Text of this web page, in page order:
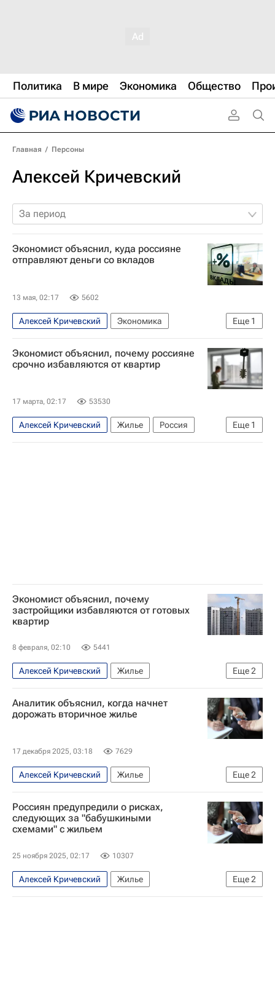
Политика В мире Экономика Общество
Главная / Персоны
Алексей Кричевский
За период
Экономист объяснил, куда россияне
отправляют деньги со вкладов
13 мая, 02:17 5602
Еще 1
Алексей Кричевский
Экономика
Федеральная служба государственной статистики (Росстат)
Экономист объяснил, почему россияне
срочно избавляются от квартир
17 марта, 02:17 53530
Еще 1
Алексей Кричевский Жилье
Россия
Общество
Экономист объяснил, почему
застройщики избавляются от готовых
квартир
8 февраля, 02:10 5441
Еще2
Алексей Кричевский
Жилье
Недвижимость
Россия
Аналитик объяснил, когда начнет
дорожать вторичное жилье
17 декабря 2025, 03:18 7629
Еще2
Алексей Кричевский
Жилье
Центральный Банк РФ (ЦБ РФ)
Квартира
Россиян предупредили о рисках,
следующих за "бабушкиными
схемами" с жильем
25 ноября 2025, 02:17 10307
Еще2
Алексей Кричевский
Жилье
Федеральная служба государственной регистрации, кадастра и картографии (Росреестр)